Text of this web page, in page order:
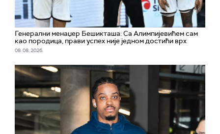
Генерални менаџер Бешикташа: Са Алимпијевићем сам
као породица, прави успех није једном достићи врх
08. 08. 2026.